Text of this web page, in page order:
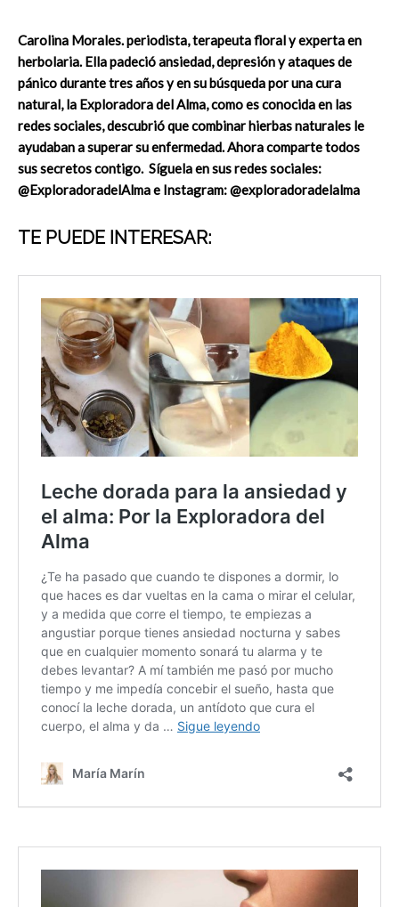
Carolina Morales. periodista, terapeuta floral y experta en
herbolaria. Ella padeció ansiedad, depresión y ataques de
pánico durante tres años y en su búsqueda por una cura
natural, la Exploradora del Alma, como es conocida en las
redes sociales, descubrió que combinar hierbas naturales le
ayudaban a superar su enfermedad. Ahora comparte todos
sus secretos contigo. Síguela en sus redes sociales:
@ExploradoradelAlma e Instagram: @exploradoradelalma
TE PUEDE INTERESAR: